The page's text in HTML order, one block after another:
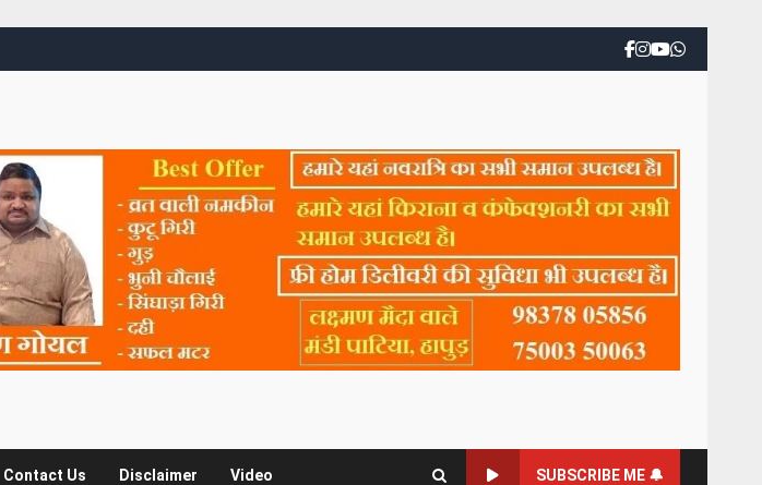
Contact Us Disclaimer Video SUBSCRIBE ME 🔔